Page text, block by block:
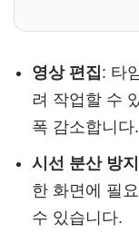
영상 편집: 타
려 작업할 수
폭 감소합니다.
시선 분산 방지
한 화면에 필
수 있습니다.